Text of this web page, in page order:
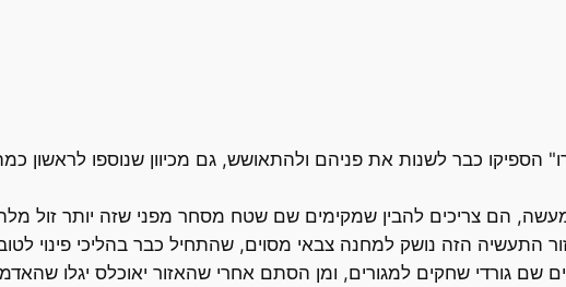
הספיקו כבר לשנות את פניהם ולהתאושש, גם מכיוון שנוספו לראשון
הם צריכים להבין שמקימים שם שטח מסחר מפני שזה יותר זול
התעשיה הזה נושק למחנה צבאי מסוים, שהתחיל כבר בהליכי פינוי
שם גורדי שחקים למגורים, ומן הסתם אחרי שהאזור יאוכלס יגלו